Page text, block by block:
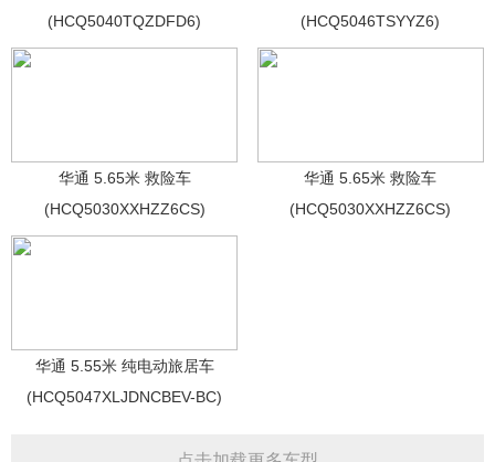
(HCQ5040TQZDFD6)
(HCQ5046TSYYZ6)
华通 5.65米 救险车
(HCQ5030XXHZZ6CS)
华通 5.65米 救险车
(HCQ5030XXHZZ6CS)
华通 5.55米 纯电动旅居车
(HCQ5047XLJDNCBEV-BC)